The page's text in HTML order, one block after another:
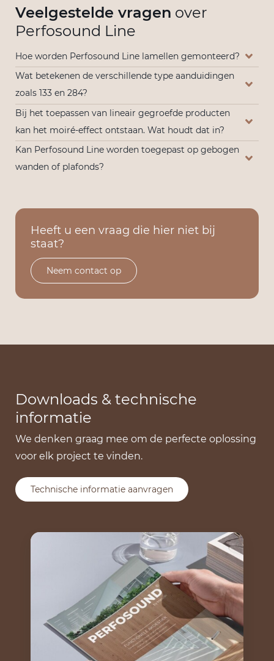
Veelgestelde vragen over
Perfosound Line
Hoe worden Perfosound Line lamellen gemonteerd?
Wat betekenen de verschillende type aanduidingen
zoals 133 en 284?
Bij het toepassen van lineair gegroefde producten
kan het moiré-effect ontstaan. Wat houdt dat in?
Kan Perfosound Line worden toegepast op gebogen
wanden of plafonds?
Heeft u een vraag die hier niet bij
staat?
Neem contact op
Downloads & technische
informatie
We denken graag mee om de perfecte oplossing
voor elk project te vinden.
Technische informatie aanvragen